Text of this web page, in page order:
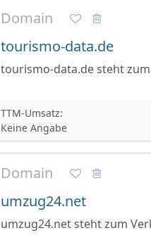
Domain
tourismo-data.de
tourismo-data.de steht
TTM-Umsatz:
Keine Angabe
Domain
umzug24.net
umzug24.net steht zum